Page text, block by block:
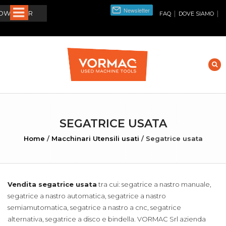
FAQ | DOVE SIAMO |
SEGATRICE USATA
Home / Macchinari Utensili usati /Segatrice usata
Vendita segatrice usata tra cui: segatrice a nastro manuale,
segatrice a nastro automatica, segatrice a nastro
semiamutomatica, segatrice a nastro a cnc, segatrice
alternativa, segatrice a disco e bindella. VORMAC Srl azienda
FILTER